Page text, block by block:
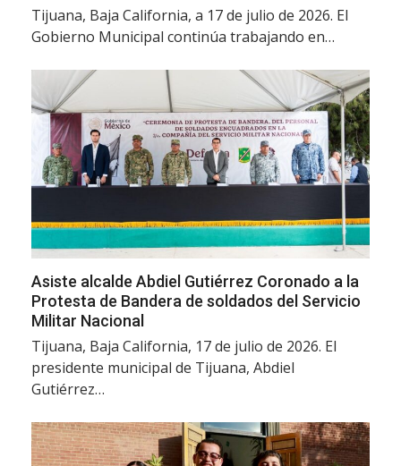
Tijuana, Baja California, a 17 de julio de 2026. El
Gobierno Municipal continúa trabajando en…
Asiste alcalde Abdiel Gutiérrez Coronado a la
Protesta de Bandera de soldados del Servicio
Militar Nacional
Tijuana, Baja California, 17 de julio de 2026. El
presidente municipal de Tijuana, Abdiel
Gutiérrez…